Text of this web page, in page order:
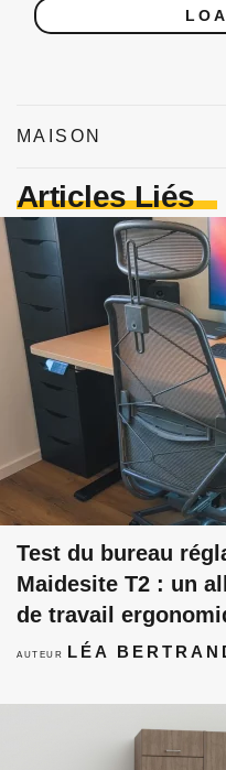
MAISON
Articles Liés
Test du bureau
Maidesite T2 : un
de travail
AUTEUR LÉA